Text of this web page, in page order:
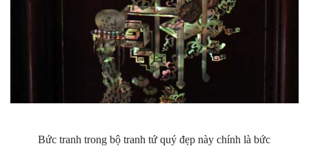
Bức tranh trong bộ tranh tứ quý đẹp này chính là bức